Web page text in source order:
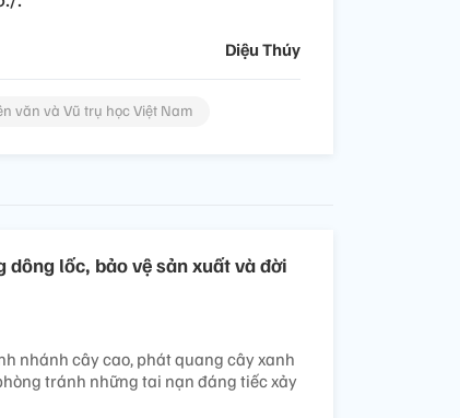
Diệu Thúy
văn và Vũ trụ học Việt Nam
dông lốc, bảo vệ sản xuất và đời
nhánh cây cao, phát quang cây xanh
tránh những tai nạn đáng tiếc xảy